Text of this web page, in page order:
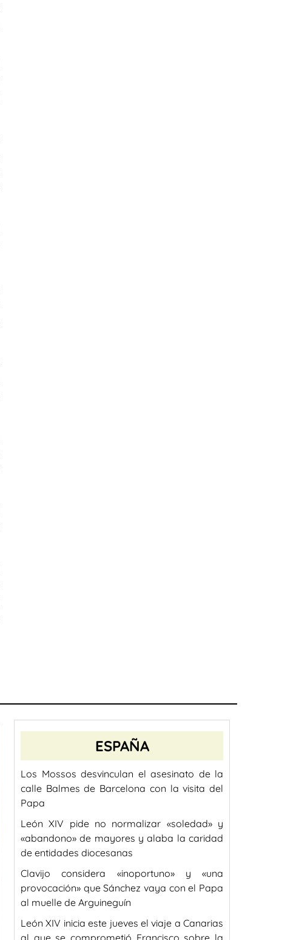
ESPAÑA
Los Mossos desvinculan el asesinato de la
calle Balmes de Barcelona con la visita del
Papa
León XIV pide no normalizar «soledad» y
«abandono» de mayores y alaba la caridad
de entidades diocesanas
Clavijo considera «inoportuno» y «una
provocación» que Sánchez vaya con el Papa
al muelle de Arguineguín
León XIV inicia este jueves el viaje a Canarias
al que se comprometió Francisco sobre la